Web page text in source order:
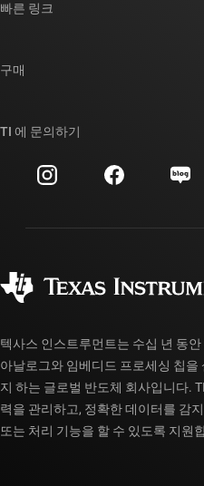
투자 관계
제조
빠른 링크
대체품 검색
고객 지원 센터
myTI 계정 FAQ
구매
주문 FAQ
TI 에 문의하기
텍사스 인스트루먼트는 수십 년 동
아날로그와 임베디드 프로세싱 칩을
지 하는 글로벌 반도체 회사입니다.
력을 관리하고, 정확한 데이터를 감
또는 처리 기능을 할 수 있도록 지원